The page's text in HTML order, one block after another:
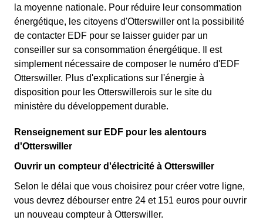
la moyenne nationale. Pour réduire leur consommation
énergétique, les citoyens d'Otterswiller ont la possibilité
de contacter EDF pour se laisser guider par un
conseiller sur sa consommation énergétique. Il est
simplement nécessaire de composer le numéro d'EDF
Otterswiller. Plus d'explications sur l'énergie à
disposition pour les Otterswillerois sur le site du
ministère du développement durable.
Renseignement sur EDF pour les alentours
d'Otterswiller
Ouvrir un compteur d'électricité à Otterswiller
Selon le délai que vous choisirez pour créer votre ligne,
vous devrez débourser entre 24 et 151 euros pour ouvrir
un nouveau compteur à Otterswiller.